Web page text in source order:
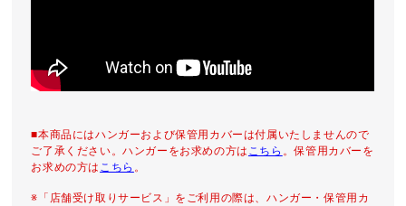
■本商品にはハンガーおよび保管用カバーは付属いたしませんので
ご了承ください。ハンガーをお求めの方は こちら 。保管用カバーを
お求めの方は こちら 。
※「店舗受け取りサービス」をご利用の際は、ハンガー・保管用カ